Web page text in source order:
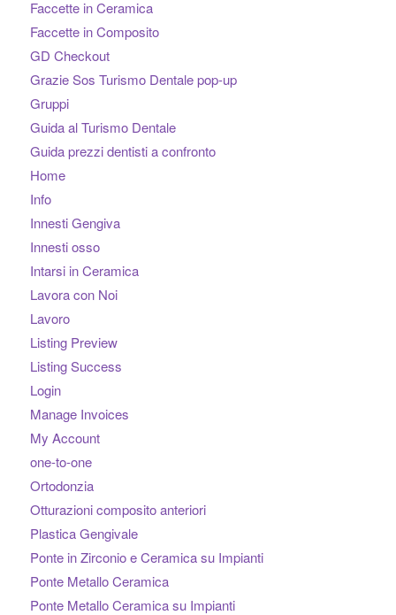
Faccette in Ceramica
Faccette in Composito
GD Checkout
Grazie Sos Turismo Dentale pop-up
Gruppi
Guida al Turismo Dentale
Guida prezzi dentisti a confronto
Home
Info
Innesti Gengiva
Innesti osso
Intarsi in Ceramica
Lavora con Noi
Lavoro
Listing Preview
Listing Success
Login
Manage Invoices
My Account
one-to-one
Ortodonzia
Otturazioni composito anteriori
Plastica Gengivale
Ponte in Zirconio e Ceramica su Impianti
Ponte Metallo Ceramica
Ponte Metallo Ceramica su Impianti